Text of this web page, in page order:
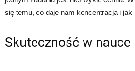
się temu, co daje nam koncentracja i
Skuteczność w nauce